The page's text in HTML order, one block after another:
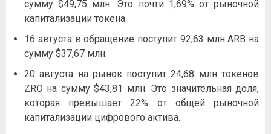
сумму $49,75 млн. Это почти 1,69% от рыночной
капитализации токена.
16 августа в обращение поступит 92,63 млн ARB на
сумму $37,67 млн.
20 августа на рынок поступит 24,68 млн токенов
ZRO на сумму $43,81 млн. Это значительная доля,
которая превышает 22% от общей рыночной
капитализации цифрового актива.